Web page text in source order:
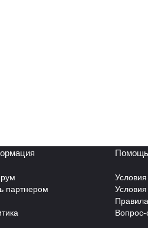
партнером
Помощь
Условия
Вопрос-